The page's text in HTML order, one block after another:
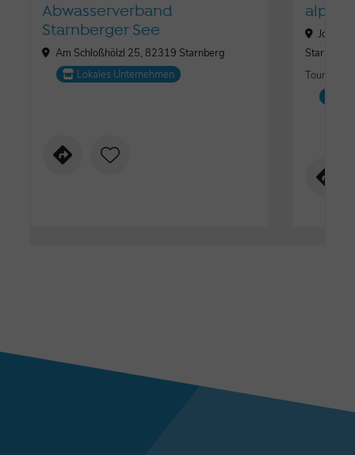
Abwasserverband
Starnberger See
Am Schloßhölzl 25, 82319 Starnberg
Lokales Unternehmen
Josef-
Starnberg